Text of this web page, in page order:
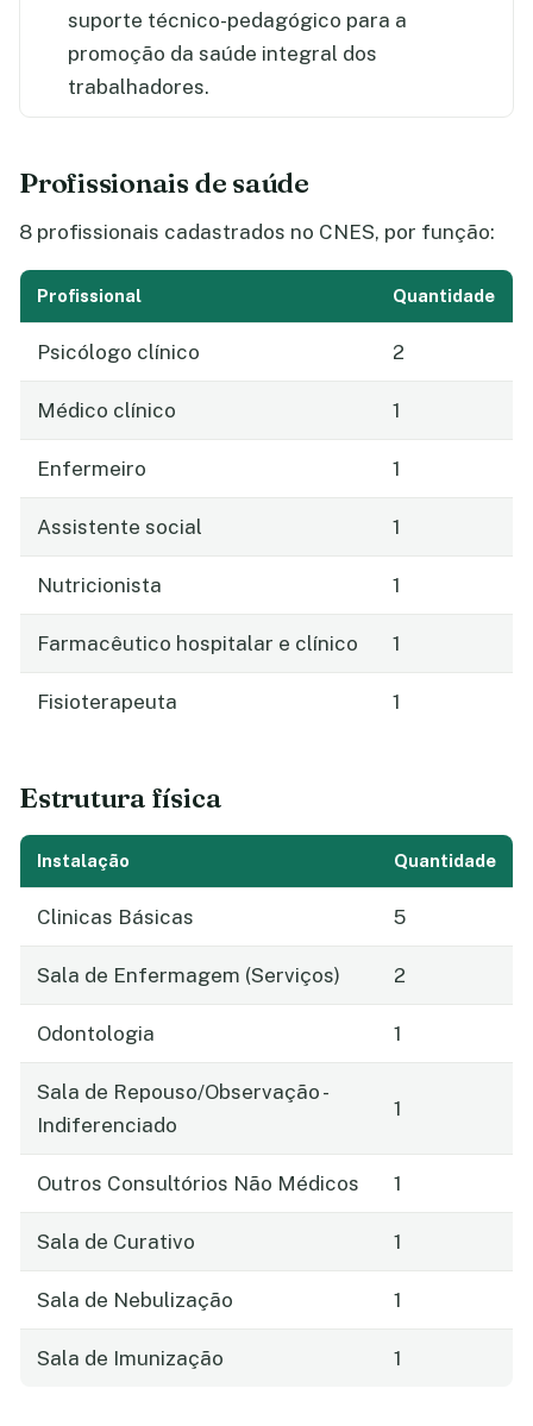
suporte técnico-pedagógico para a
promoção da saúde integral dos
trabalhadores.
Profissionais de saúde
8 profissionais cadastrados no CNES, por função:
Profissional Quantidade
Psicólogo clínico 2
Médico clínico 1
Enfermeiro 1
Assistente social 1
Nutricionista 1
Farmacêutico hospitalar e clínico 1
Fisioterapeuta 1
Estrutura física
Instalação Quantidade
Clinicas Básicas 5
Sala de Enfermagem (Serviços) 2
Odontologia 1
Sala de Repouso/Observação -
Indiferenciado
1
Outros Consultórios Não Médicos 1
Sala de Curativo 1
Sala de Nebulização 1
Sala de Imunização 1